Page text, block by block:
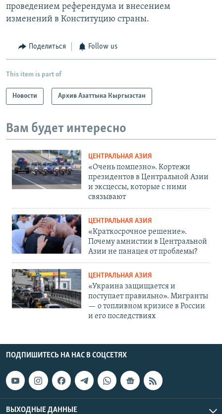
проведением референдума и внесением
изменений в Конституцию страны.
Поделиться Follow us
This item is part of
Новости Архив Азаттыка Кыргызстан
Вам будет интересно
ЦЕНТРАЛЬНАЯ АЗИЯ
«Очень помпезно». Кортежи
президентов в Центральной Азии
и эксцессы, которые с ними
связывают
ЦЕНТРАЛЬНАЯ АЗИЯ
«Краткосрочное решение».
Почему амнистии в Центральной
Азии не панацея от проблемы?
ЦЕНТРАЛЬНАЯ АЗИЯ
«Украина защищается и
поступает правильно». Мигранты
— о топливном кризисе в России
и его последствиях
ПОДПИШИТЕСЬ НА НАС В СОЦСЕТЯХ
ВЫХОДНЫЕ ДАННЫЕ